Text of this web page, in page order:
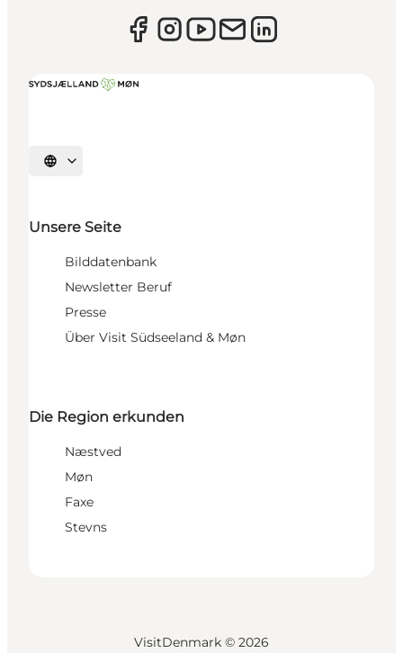
Sprache auswählen
Unsere Seite
Bilddatenbank
Newsletter Beruf
Presse
Über Visit Südseeland & Møn
Die Region erkunden
Næstved
Møn
Faxe
Stevns
VisitDenmark © 2026